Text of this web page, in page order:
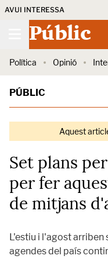
AVUI INTERESSA
Públic
Política Opinió
PÚBLIC
Aquest
Set plans
per fer
de mitjans
L'estiu i l'agost arriben
agendes del país